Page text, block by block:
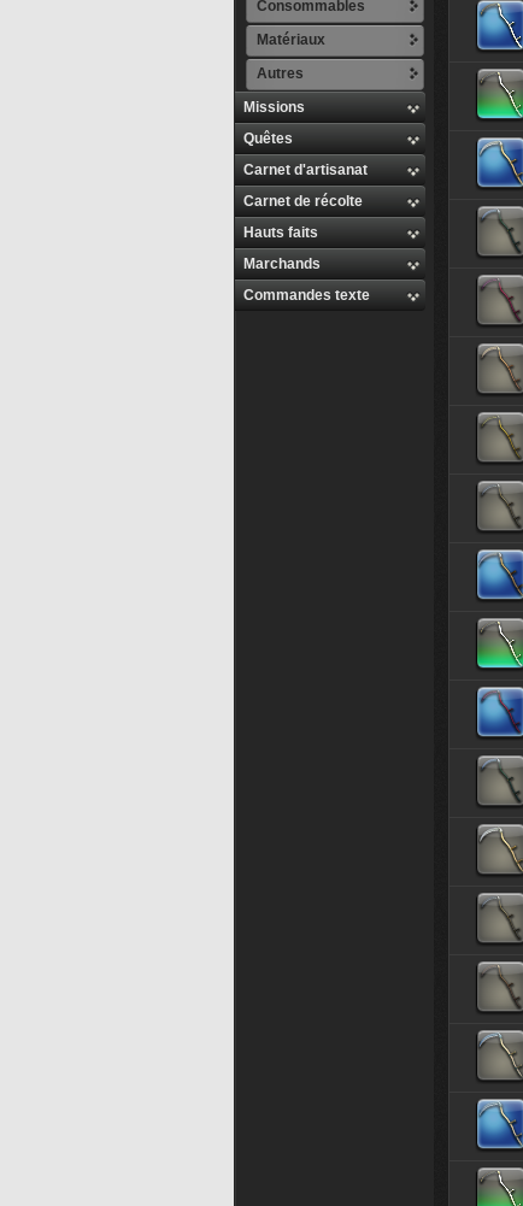
Consommables
Matériaux
Autres
Missions
Quêtes
Carnet d'artisanat
Carnet de récolte
Hauts faits
Marchands
Commandes texte